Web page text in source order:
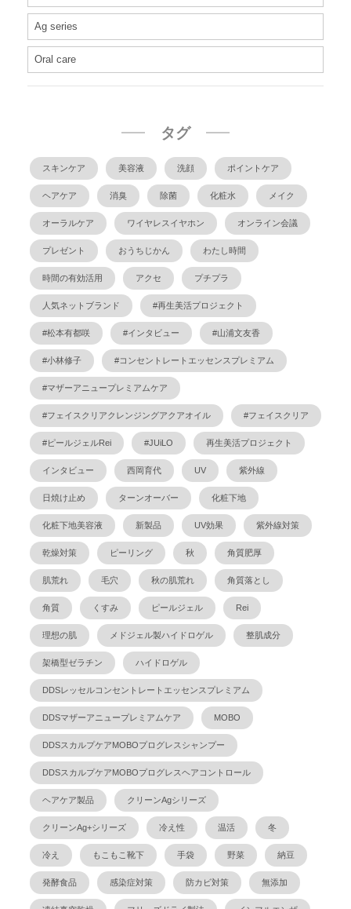
Ag series
Oral care
タグ
スキンケア 美容液 洗顔 ポイントケア
ヘアケア 消臭 除菌 化粧水 メイク
オーラルケア ワイヤレスイヤホン オンライン会議
プレゼント おうちじかん わたし時間
時間の有効活用 アクセ プチプラ
人気ネットブランド #再生美活プロジェクト
#松本有都咲 #インタビュー #山浦文友香
#小林修子 #コンセントレートエッセンスプレミアム
#マザーアニュープレミアムケア
#フェイスクリアクレンジングアクアオイル #フェイスクリア
#ピールジェルRei #JUiLO 再生美活プロジェクト
インタビュー 西岡育代 UV 紫外線
日焼け止め ターンオーバー 化粧下地
化粧下地美容液 新製品 UV効果 紫外線対策
乾燥対策 ピーリング 秋 角質肥厚
肌荒れ 毛穴 秋の肌荒れ 角質落とし
角質 くすみ ピールジェル Rei
理想の肌 メドジェル製ハイドロゲル 整肌成分
架橋型ゼラチン ハイドロゲル
DDSレッセルコンセントレートエッセンスプレミアム
DDSマザーアニュープレミアムケア MOBO
DDSスカルプケアMOBOプログレスシャンプー
DDSスカルプケアMOBOプログレスヘアコントロール
ヘアケア製品 クリーンAgシリーズ
クリーンAg+シリーズ 冷え性 温活 冬
冷え もこもこ靴下 手袋 野菜 納豆
発酵食品 感染症対策 防カビ対策 無添加